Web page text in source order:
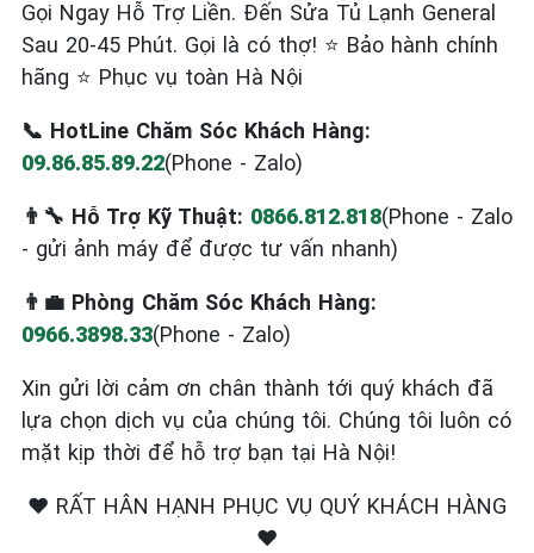
Gọi Ngay Hỗ Trợ Liền. Đến Sửa Tủ Lạnh General
Sau 20-45 Phút. Gọi là có thợ! ⭐ Bảo hành chính
hãng ⭐ Phục vụ toàn Hà Nội
📞 HotLine Chăm Sóc Khách Hàng:
09.86.85.89.22(Phone - Zalo)
👨‍🔧 Hỗ Trợ Kỹ Thuật: 0866.812.818(Phone - Zalo
- gửi ảnh máy để được tư vấn nhanh)
👨‍💼 Phòng Chăm Sóc Khách Hàng:
0966.3898.33(Phone - Zalo)
Xin gửi lời cảm ơn chân thành tới quý khách đã
lựa chọn dịch vụ của chúng tôi. Chúng tôi luôn có
mặt kịp thời để hỗ trợ bạn tại Hà Nội!
❤️ RẤT HÂN HẠNH PHỤC VỤ QUÝ KHÁCH HÀNG
❤️